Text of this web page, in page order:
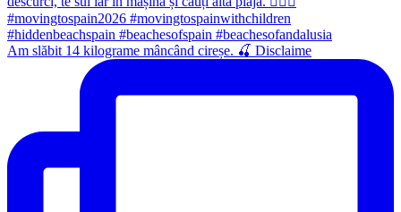
Am slăbit 14 kilograme mâncând cireșe. 🍒 Disclaime